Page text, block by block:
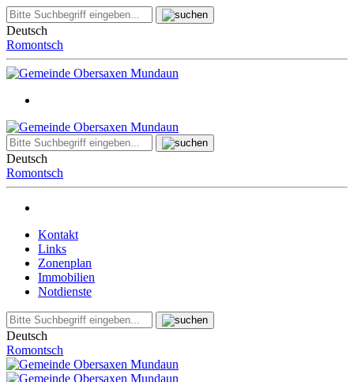
Deutsch
Romontsch
Deutsch
Romontsch
Kontakt
Links
Zonenplan
Immobilien
Notdienste
Deutsch
Romontsch